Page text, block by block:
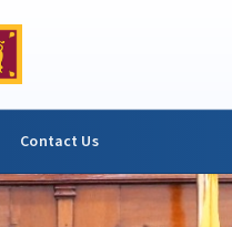
Contact Us